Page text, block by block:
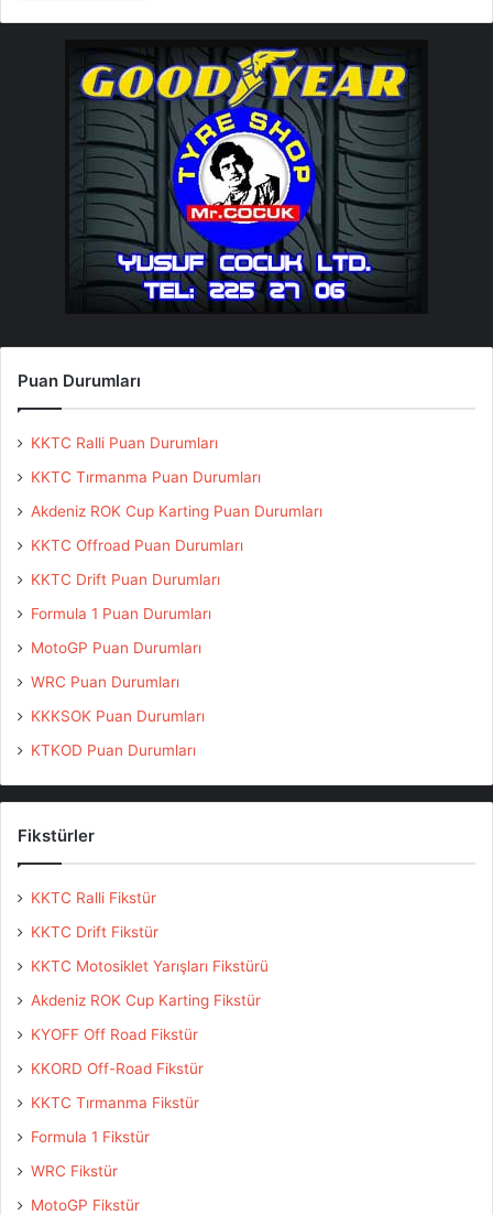
Puan Durumları
KKTC Ralli Puan Durumları
KKTC Tırmanma Puan Durumları
Akdeniz ROK Cup Karting Puan Durumları
KKTC Offroad Puan Durumları
KKTC Drift Puan Durumları
Formula 1 Puan Durumları
MotoGP Puan Durumları
WRC Puan Durumları
KKKSOK Puan Durumları
KTKOD Puan Durumları
Fikstürler
KKTC Ralli Fikstür
KKTC Drift Fikstür
KKTC Motosiklet Yarışları Fikstürü
Akdeniz ROK Cup Karting Fikstür
KYOFF Off Road Fikstür
KKORD Off-Road Fikstür
KKTC Tırmanma Fikstür
Formula 1 Fikstür
WRC Fikstür
MotoGP Fikstür